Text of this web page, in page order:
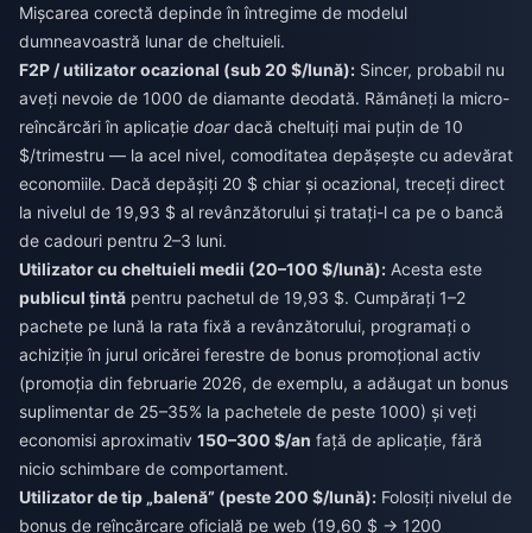
Mișcarea corectă depinde în întregime de modelul
dumneavoastră lunar de cheltuieli.
F2P / utilizator ocazional (sub 20 $/lună): Sincer, probabil nu
aveți nevoie de 1000 de diamante deodată. Rămâneți la micro-
reîncărcări în aplicație doardacă cheltuiți mai puțin de 10
$/trimestru — la acel nivel, comoditatea depășește cu adevărat
economiile. Dacă depășiți 20 $ chiar și ocazional, treceți direct
la nivelul de 19,93 $ al revânzătorului și tratați-l ca pe o bancă
de cadouri pentru 2–3 luni.
Utilizator cu cheltuieli medii (20–100 $/lună): Acesta este
publicul țintă pentru pachetul de 19,93 $. Cumpărați 1–2
pachete pe lună la rata fixă a revânzătorului, programați o
achiziție în jurul oricărei ferestre de bonus promoțional activ
(promoția din februarie 2026, de exemplu, a adăugat un bonus
suplimentar de 25–35% la pachetele de peste 1000) și veți
economisi aproximativ 150–300 $/an față de aplicație, fără
nicio schimbare de comportament.
Utilizator de tip „balenă” (peste 200 $/lună): Folosiți nivelul de
bonus de reîncărcare oficială pe web (19,60 $ → 1200